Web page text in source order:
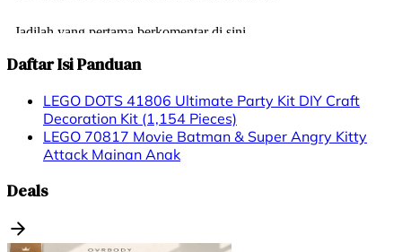
Daftar Isi Panduan
LEGO DOTS 41806 Ultimate Party Kit DIY Craft
Decoration Kit (1,154 Pieces)
LEGO 70817 Movie Batman & Super Angry Kitty
Attack Mainan Anak
Deals